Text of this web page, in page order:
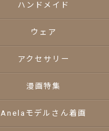
ハンドメイド
ウェア
アクセサリー
漫画特集
Anelaモデルさん着画